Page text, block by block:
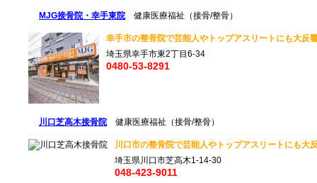
MJG接骨院・幸手東院 健康医療福祉（接骨/整骨）
幸手市の整骨院で芸能人やトップアスリートにも大反
埼玉県幸手市東2丁目6-34
0480-53-8291
川口芝高木接骨院 健康医療福祉（接骨/整骨）
川口市の整骨院で芸能人やトップアスリートにも大
埼玉県川口市芝高木1-14-30
048-423-9011